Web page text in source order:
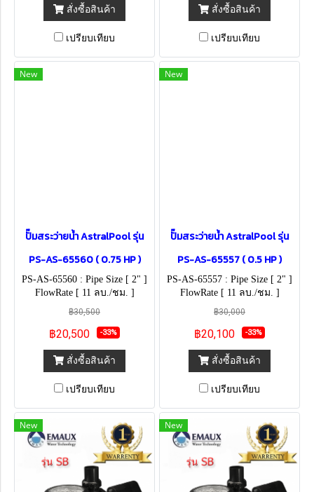
สั่งซื้อสินค้า
เปรียบเทียบ
สั่งซื้อสินค้า
เปรียบเทียบ
New
ปั๊มสระว่ายน้ำ AstralPool รุ่น
PS-AS-65560 ( 0.75 HP )
PS-AS-65560 : Pipe Size [ 2" ]
FlowRate [ 11 ลบ./ชม. ]
฿30,500
฿20,500 -33%
สั่งซื้อสินค้า
เปรียบเทียบ
New
ปั๊มสระว่ายน้ำ AstralPool รุ่น
PS-AS-65557 ( 0.5 HP )
PS-AS-65557 : Pipe Size [ 2" ]
FlowRate [ 11 ลบ./ชม. ]
฿30,000
฿20,100 -33%
สั่งซื้อสินค้า
เปรียบเทียบ
New New